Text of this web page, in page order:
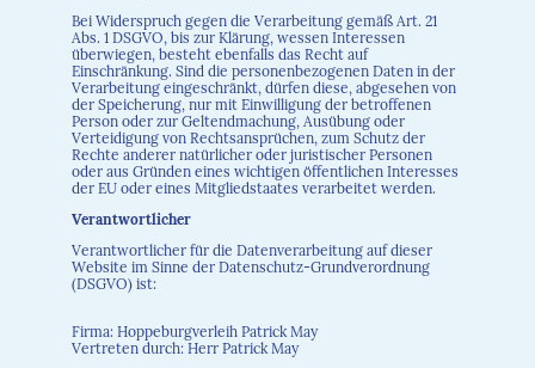
Bei Widerspruch gegen die Verarbeitung gemäß Art. 21
Abs. 1 DSGVO, bis zur Klärung, wessen Interessen
überwiegen, besteht ebenfalls das Recht auf
Einschränkung. Sind die personenbezogenen Daten in der
Verarbeitung eingeschränkt, dürfen diese, abgesehen von
der Speicherung, nur mit Einwilligung der betroffenen
Person oder zur Geltendmachung, Ausübung oder
Verteidigung von Rechtsansprüchen, zum Schutz der
Rechte anderer natürlicher oder juristischer Personen
oder aus Gründen eines wichtigen öffentlichen Interesses
der EU oder eines Mitgliedstaates verarbeitet werden.
Verantwortlicher
Verantwortlicher für die Datenverarbeitung auf dieser
Website im Sinne der Datenschutz-Grundverordnung
(DSGVO) ist:
Firma: Hoppeburgverleih Patrick May
Vertreten durch: Herr Patrick May